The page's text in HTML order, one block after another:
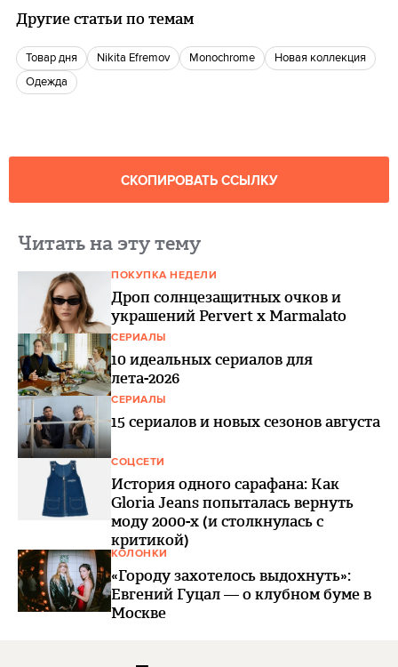
Другие статьи по темам
Товар дня Nikita Efremov Monochrome
Новая коллекция
одежда
СКОПИРОВАТЬ ССЫЛКУ
Читать на эту тему
ПОКУПКА НЕДЕЛИ
Дроп солнцезащитных очков и
украшений Pervert x Marmalato
СЕРИАЛЫ
10 идеальных сериалов для
лета-2026
СЕРИАЛЫ
15 сериалов и новых сезонов августа
СОЦСЕТИ
История одного сарафана: Как
Gloria Jeans попыталась вернуть
моду 2000-х (и столкнулась с
критикой)
КОЛОНКИ
«Городу захотелось выдохнуть»:
Евгений Гуцал — о клубном буме в
Москве